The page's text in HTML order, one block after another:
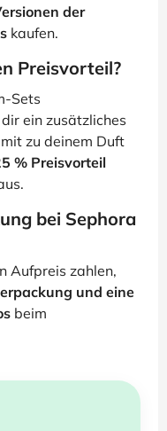
der
kaufen.
Preisvorteil?
Sets
ein zusätzliches
zu deinem Duft
% Preisvorteil
bei Sephora
Aufpreis zahlen,
und eine
beim